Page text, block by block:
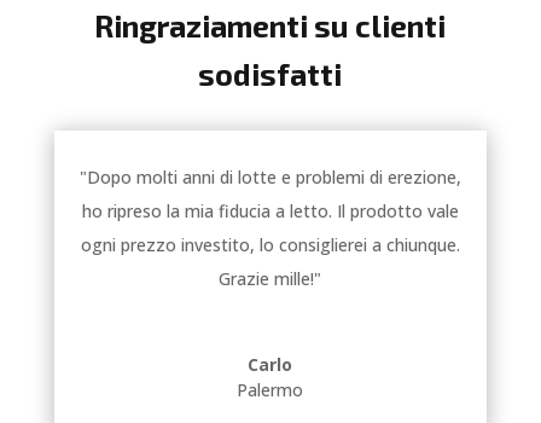
Ringraziamenti su clienti
sodisfatti
"Dopo molti anni di lotte e problemi di erezione,
ho ripreso la mia fiducia a letto. Il prodotto vale
ogni prezzo investito, lo consiglierei a chiunque.
Grazie mille!"
Carlo
Palermo